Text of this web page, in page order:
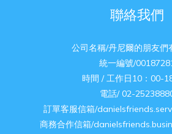
聯絡我們
公司名稱/丹尼爾的朋友們
統一編號/
時間 / 工作日10：00-
電話/ 02-
訂單客服信箱/
商務合作信箱/